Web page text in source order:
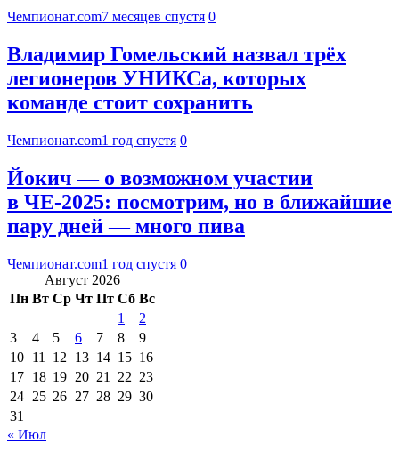
Чемпионат.com7 месяцев спустя 0
Владимир Гомельский назвал трёх
легионеров УНИКСа, которых
команде стоит сохранить
Чемпионат.com1 год спустя 0
Йокич — о возможном участии
в ЧЕ-2025: посмотрим, но в ближайшие
пару дней — много пива
Чемпионат.com1 год спустя 0
Август 2026
Пн Вт Ср Чт Пт Сб Вс
1
2
3
4 5 6 7 8
9
10 11 12 13 14 15 16
17 18 19 20 21 22 23
24 25 26 27 28 29 30
31
« Июл